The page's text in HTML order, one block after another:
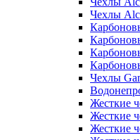
Чехлы
Чехлы
Жесткие
Жесткие
Жесткие